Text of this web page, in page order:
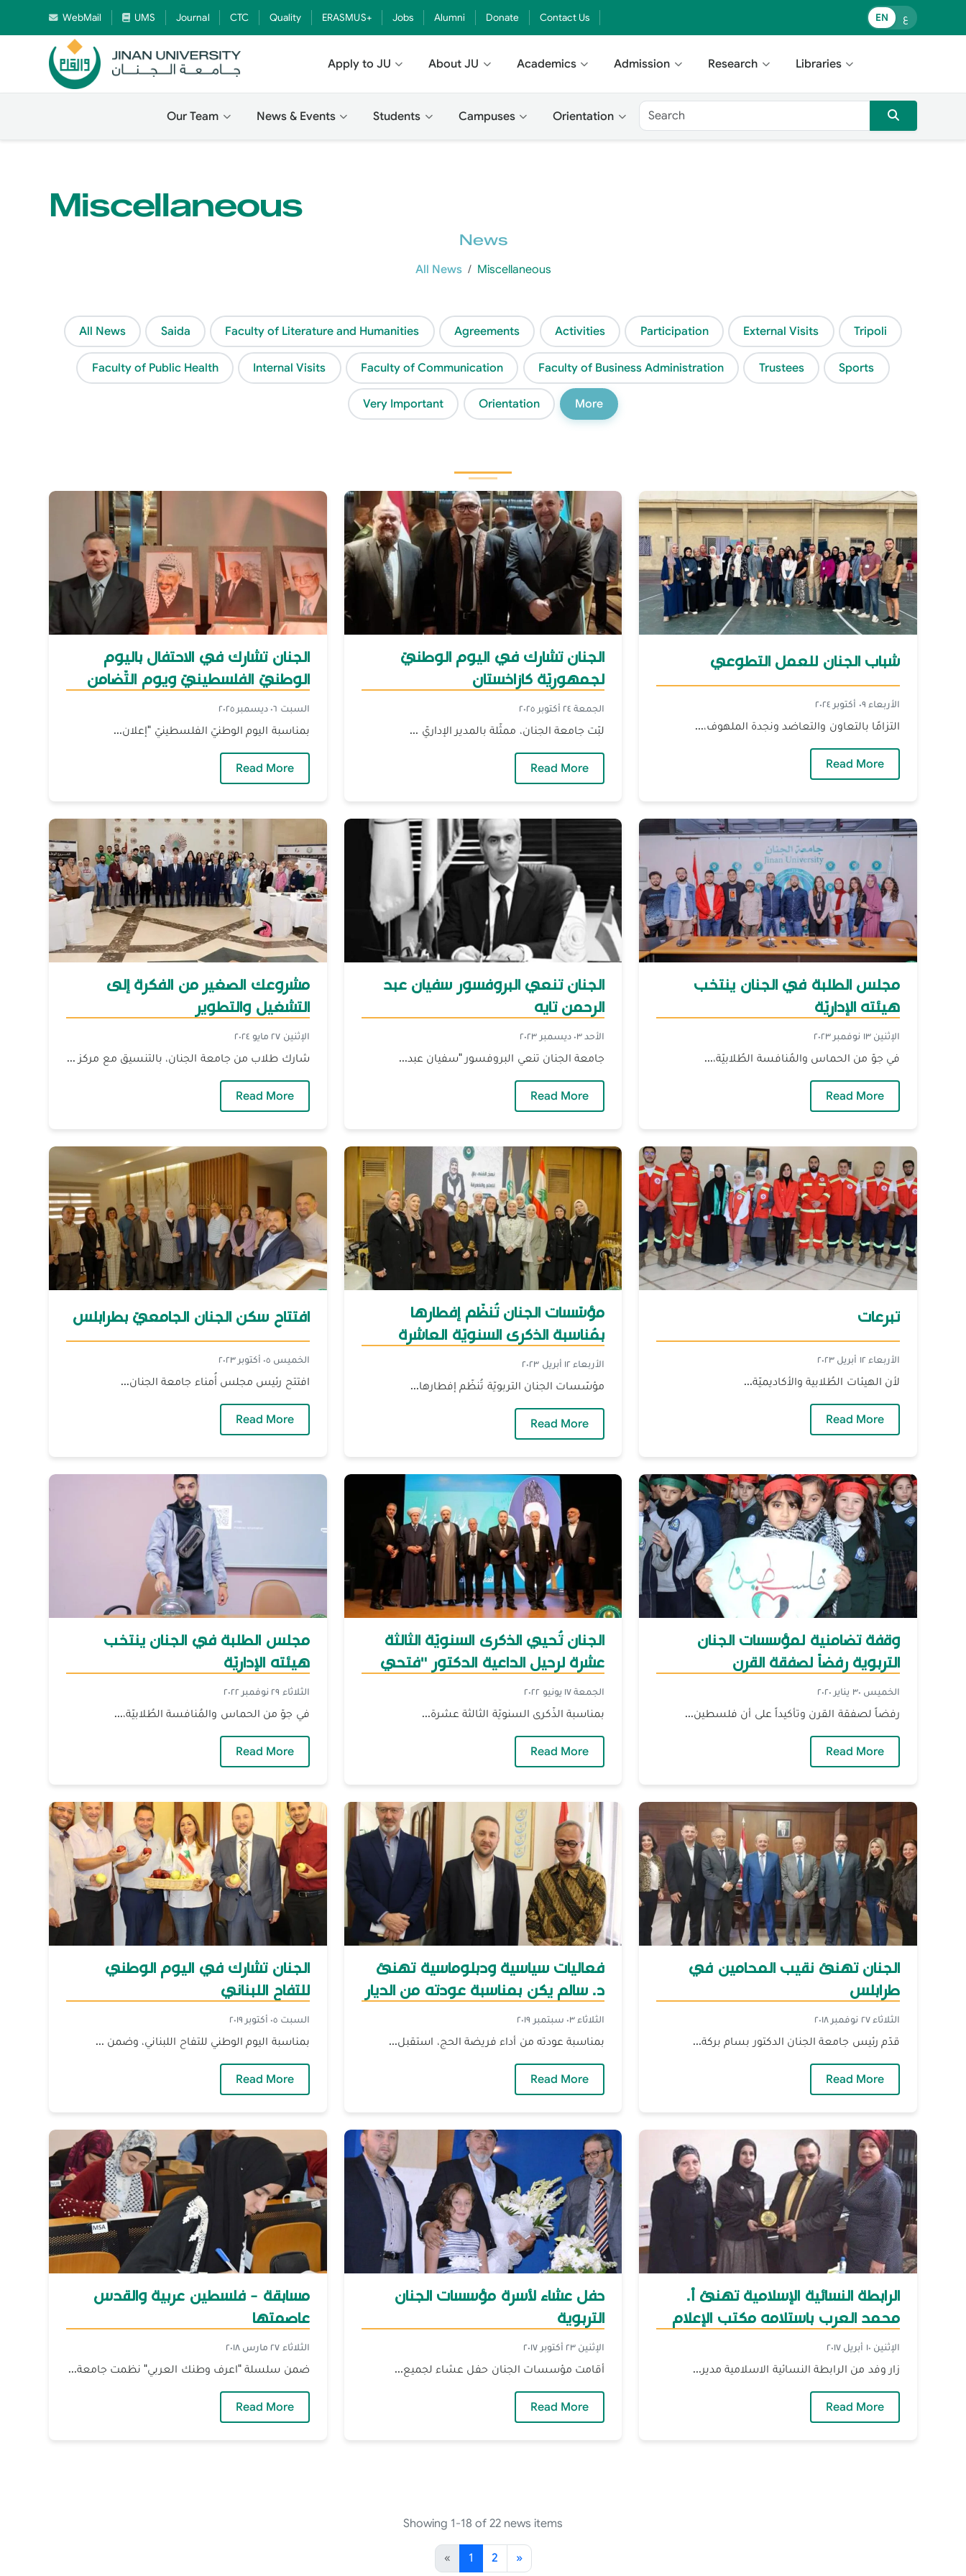
WebMail UMS Journal CTC Quality ERASMUS+ Jobs Alumni Donate Contact Us EN ع
Apply to JU About JU Academics Admission Research Libraries
Our Team News & Events Students Campuses Orientation
Miscellaneous
News
All News Miscellaneous
All News Saida Faculty of Literature and Humanities Agreements Activities Participation External Visits Tripoli
Faculty of Public Health Internal Visits Faculty of Communication Faculty of Business Administration Trustees Sports
Very Important Orientation More
الجنان تشارك في الاحتفال باليوم
الوطنيّ الفلسطينيّ ويوم التّضامن
مع الشّعب الفلسطينيّ
السبت ٠٦ ديسمبر ٢٠٢٥
بمناسبة اليوم الوطنيّ الفلسطينيّ "إعلان...
Read More
الجنان تشارك في اليوم الوطنيّ
لجمهوريّة كازاخستان
الجمعة ٢٤ أكتوبر ٢٠٢٥
لبّت جامعة الجنان، ممثّلة بالمدير الإداريّ ...
Read More— الجنان تشارك في اليوم الوطنيّ لجمهوريّة كازاخستان
شباب الجنان للعمل التطوعي
الأربعاء ٠٩ أكتوبر ٢٠٢٤
التزامًا بالتعاون والتعاضد ونجدة الملهوف،...
Read More
مشروعك الصغير من الفكرة إلى
التشغيل والتطوير
الإثنين ٢٧ مايو ٢٠٢٤
شارك طلاب من جامعة الجنان، بالتنسيق مع مركز ...
Read More
الجنان تنعي البروفسور سفيان عبد
الرحمن تايه
الأحد ٠٣ ديسمبر ٢٠٢٣
جامعة الجنان تنعي البروفسور "سفيان عبد...
Read More— الجنان تنعي البروفسور سفيان عبد الرحمن تايه
مجلس الطلبة في الجنان ينتخب
هيئته الإداريّة
الإثنين ١٣ نوفمبر ٢٠٢٣
في جوّ من الحماس والمُنافسة الطُلابيّة،...
Read More
افتتاح سكن الجنان الجامعيّ بطرابلس
الخميس ٠٥ أكتوبر ٢٠٢٣
افتتح رئيس مجلس أُمناء جامعة الجنان...
Read More
مؤسّسات الجنان تُنظّم إفطارها
بمُناسبة الذكرى السنويّة العاشرة
لرحيل البروفسورة منى حداد يكن
الأربعاء ١٢ أبريل ٢٠٢٣
مؤسّسات الجنان التربويّة تُنظّم إفطارها...
Read More— مؤسّسات الجنان تُنظّم إفطارها بمُناسبة الذكرى السنويّة العاشرة لرحيل البروفسورة منى حداد يكن
تبرعات‎‎
الأربعاء ١٢ أبريل ٢٠٢٣
لأن الهيئات الطُلابية والأكاديميّة...
Read More
مجلس الطلبة في الجنان ينتخب
هيئته الإداريّة
الثلاثاء ٢٩ نوفمبر ٢٠٢٢
في جوّ من الحماس والمُنافسة الطُلابيّة،...
Read More
الجنان تُحيي الذكرى السنويّة الثالثة
عشرة لرحيل الداعية الدكتور "فتحي
يكن" رحمه الله‎‎
الجمعة ١٧ يونيو ٢٠٢٢
بمناسبة الذّكرى السنويّة الثالثة عشرة...
Read More— الجنان تُحيي الذكرى السنويّة الثالثة عشرة لرحيل الداعية الدكتور "فتحي يكن" رحمه الله‎‎
وقفة تضامنية لمؤسسات الجنان
التربوية رفضاً لصفقة القرن
الخميس ٣٠ يناير ٢٠٢٠
رفضاً لصفقة القرن وتأكيداً على أن فلسطين...
Read More — وقفة تضامنية لمؤسسات الجنان التربوية رفضاً لصفقة القرن
الجنان تشارك في اليوم الوطني
للتفاح اللبناني
السبت ٠٥ أكتوبر ٢٠١٩
بمناسبة اليوم الوطني للتفاح اللبناني، وضمن ...
Read More
فعاليات سياسية ودبلوماسية تهنئ
د. سالم يكن بمناسبة عودته من الديار
المقدسة
الثلاثاء ٠٣ سبتمبر ٢٠١٩
بمناسبة عودته من أداء فريضة الحج، استقبل...
Read More— فعاليات سياسية ودبلوماسية تهنئ د. سالم يكن بمناسبة عودته من الديار المقدسة
الجنان تهنئ نقيب المحامين في
طرابلس
الثلاثاء ٢٧ نوفمبر ٢٠١٨
قدّم رئيس جامعة الجنان الدكتور بسام بركة...
Read More
مسابقة - فلسطين عربية والقدس
عاصمتها
الثلاثاء ٢٧ مارس ٢٠١٨
ضمن سلسلة "اعرف وطنك العربي" نظمت جامعة...
Read More
حفل عشاء لأسرة مؤسسات الجنان
التربوية
الإثنين ٢٣ أكتوبر ٢٠١٧
أقامت مؤسسات الجنان حفل عشاء لجميع...
Read More— حفل عشاء لأسرة مؤسسات الجنان التربوية
الرابطة النسائية الإسلامية تهنئ أ.
محمد العرب باستلامه مكتب الإعلام
الإثنين ١٠ أبريل ٢٠١٧
زار وفد من الرابطة النسائية الاسلامية مدير...
Read More — الرابطة النسائية الإسلامية تهنئ أ. محمد العرب باستلامه مكتب الإعلام
Showing 1-18 of 22 news items
« 1 2 »